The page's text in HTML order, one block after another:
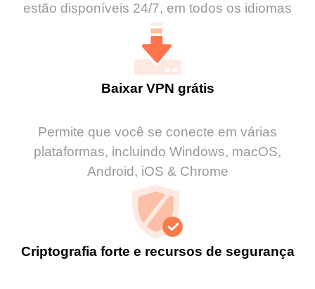
estão disponíveis 24/7, em todos os idiomas
Baixar VPN grátis
Permite que você se conecte em várias
plataformas, incluindo Windows, macOS,
Android, iOS & Chrome
Criptografia forte e recursos de segurança